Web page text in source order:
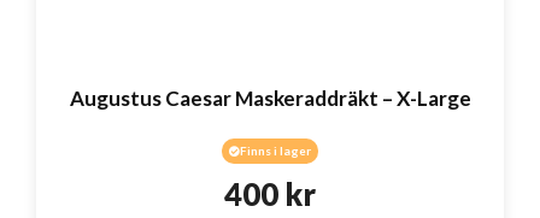
Augustus Caesar Maskeraddräkt – X-Large
Finns i lager
400 kr